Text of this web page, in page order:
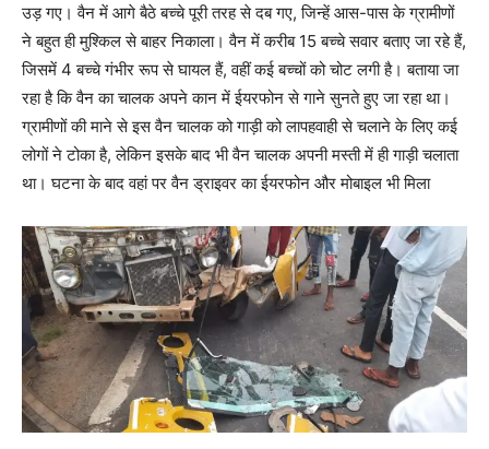
उड़ गए। वैन में आगे बैठे बच्चे पूरी तरह से दब गए, जिन्हें आस-पास के ग्रामीणों
ने बहुत ही मुश्किल से बाहर निकाला। वैन में करीब 15 बच्चे सवार बताए जा रहे हैं,
जिसमें 4 बच्चे गंभीर रूप से घायल हैं, वहीं कई बच्चों को चोट लगी है। बताया जा
रहा है कि वैन का चालक अपने कान में ईयरफोन से गाने सुनते हुए जा रहा था।
ग्रामीणों की माने से इस वैन चालक को गाड़ी को लापहवाही से चलाने के लिए कई
लोगों ने टोका है, लेकिन इसके बाद भी वैन चालक अपनी मस्ती में ही गाड़ी चलाता
था। घटना के बाद वहां पर वैन ड्राइवर का ईयरफोन और मोबाइल भी मिला